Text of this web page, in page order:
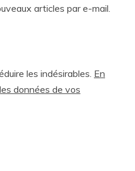
articles par e-mail.
les indésirables. En
données de vos